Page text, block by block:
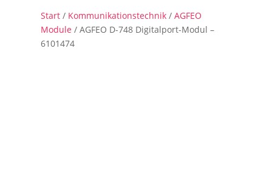
Start / Kommunikationstechnik /AGFEO
Module / AGFEO D-748 Digitalport-Modul –
6101474